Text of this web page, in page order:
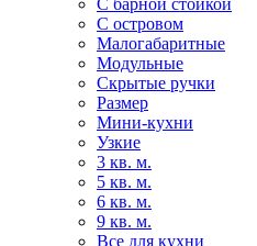
С барной стойкой
С островом
Малогабаритные
Модульные
Скрытые ручки
Размер
Мини-кухни
Узкие
3 кв. м.
5 кв. м.
6 кв. м.
9 кв. м.
Все для кухни